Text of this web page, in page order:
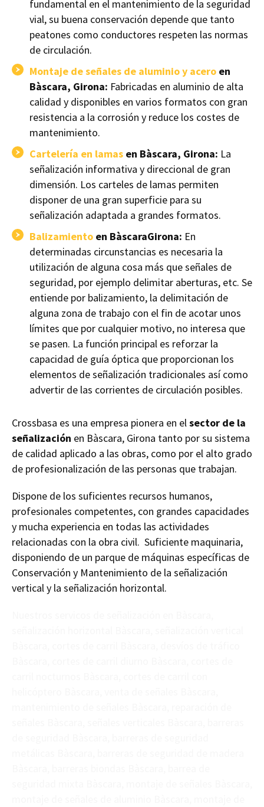
fundamental en el mantenimiento de la seguridad
vial, su buena conservación depende que tanto
peatones como conductores respeten las normas
de circulación.
Montaje de señales de aluminio y acero en
Bàscara, Girona: Fabricadas en aluminio de alta
calidad y disponibles en varios formatos con gran
resistencia a la corrosión y reduce los costes de
mantenimiento.
Cartelería en lamas en Bàscara, Girona: La
señalización informativa y direccional de gran
dimensión. Los carteles de lamas permiten
disponer de una gran superficie para su
señalización adaptada a grandes formatos.
Balizamiento en BàscaraGirona: En
determinadas circunstancias es necesaria la
utilización de alguna cosa más que señales de
seguridad, por ejemplo delimitar aberturas, etc. Se
entiende por balizamiento, la delimitación de
alguna zona de trabajo con el fin de acotar unos
límites que por cualquier motivo, no interesa que
se pasen. La función principal es reforzar la
capacidad de guía óptica que proporcionan los
elementos de señalización tradicionales así como
advertir de las corrientes de circulación posibles.
Crossbasa es una empresa pionera en elsector de la
señalización en Bàscara, Girona tanto por su sistema
de calidad aplicado a las obras, como por el alto grado
de profesionalización de las personas que trabajan.
Dispone de los suficientes recursos humanos,
profesionales competentes, con grandes capacidades
y mucha experiencia en todas las actividades
relacionadas con la obra civil. Suficiente maquinaria,
disponiendo de un parque de máquinas específicas de
Conservación y Mantenimiento de la señalización
vertical y la señalización horizontal.